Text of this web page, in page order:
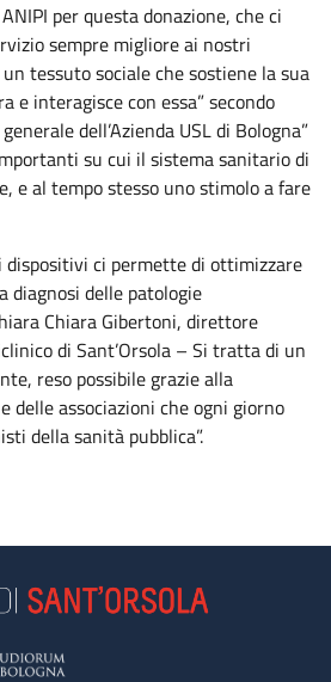
per questa donazione, che ci
sempre migliore ai nostri
tessuto sociale che sostiene la sua
e interagisce con essa” secondo
dell’Azienda USL di Bologna”
su cui il sistema sanitario di
e al tempo stesso uno stimolo a fare
dispositivi ci permette di ottimizzare
diagnosi delle patologie
Chiara Gibertoni, direttore
di Sant’Orsola – Si tratta di un
reso possibile grazie alla
delle associazioni che ogni giorno
della sanità pubblica”.